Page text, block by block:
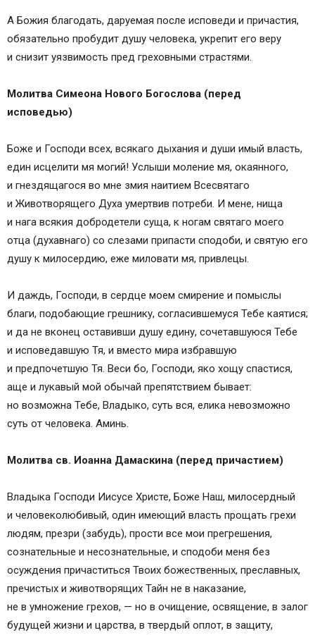
Как приготовить свое тело и душу к Причастию
Канонические молитвы – подготовка к святому
таинству
Особенные случаи
Больные и не способные выдержать
испытание по здоровью
Утренняя молитва перед причастием
православная
Подготовка к Причащению на Светлой
седмице
О частоте Причащения
православная
А Божия благодать, даруемая после исповеди и причастия,
обязательно пробудит душу человека, укрепит его веру
и снизит уязвимость пред греховными страстями.
Молитва Симеона Нового Богослова (перед
исповедью)
Боже и Господи всех, всякаго дыхания и души имый власть,
един исцелити мя могий! Услыши моление мя, окаянного,
и гнездящагося во мне змия наитием Всесвятаго
и Животворящего Духа умертвив потреби. И мене, нища
и нага всякия добродетели суща, к ногам святаго моего
отца (духавнаго) со слезами припасти сподоби, и святую его
душу к милосердию, еже миловати мя, привлецы.
И даждь, Господи, в сердце моем смирение и помыслы
благи, подобающие грешнику, согласившемуся Тебе каятися;
и да не вконец оставивши душу едину, сочетавшуюся Тебе
и исповедавшую Тя, и вместо мира избравшую
и предпочетшую Тя. Веси бо, Господи, яко хощу спастися,
аще и лукавый мой обычай препятствием бывает:
но возможна Тебе, Владыко, суть вся, елика невозможно
суть от человека. Аминь.
Молитва св. Иоанна Дамаскина (перед причастием)
Владыка Господи Иисусе Христе, Боже Наш, милосердный
и человеколюбивый, один имеющий власть прощать грехи
людям, презри (забудь), прости все мои прегрешения,
сознательные и несознательные, и сподоби меня без
осуждения причаститься Твоих божественных, преславных,
пречистых и животворящих Тайн не в наказание,
не в умножение грехов, — но в очищение, освящение, в залог
будущей жизни и царства, в твердый оплот, в защиту,